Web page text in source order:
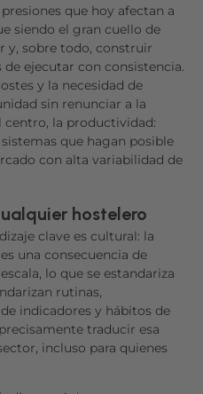
que hoy afectan a
siendo el gran cuello de
y, sobre todo, construir
ejecutar con consistencia.
y la necesidad de
sin renunciar a la
centro, la productividad:
que hagan posible
con alta variabilidad de
hostelero
clave es cultural: la
una consecuencia de
lo que se estandariza
rutinas,
indicadores y hábitos de
traducir esa
incluso para quienes